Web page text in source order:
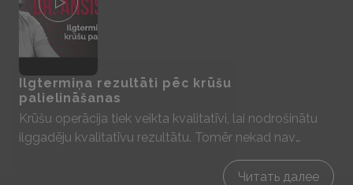
Ilgtermiņa rezultāti pēc krūšu
palielināšanas
Krūšu operācija tiek veikta kvalitatīvi, lai nodrošinātu
ilggadēju kvalitatīvu rezultātu. Tomēr nekad nav
pilnībā iespējams zināt kā krūtis izskatīsies pēc
vairākiem gadiem par cik to var ietekmēt dažādi
Читать далее